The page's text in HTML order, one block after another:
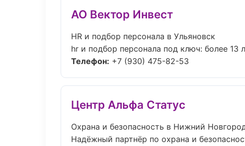
АО Вектор Инвест
HR и подбор персонала в Ульяновск
hr и подбор персонала под ключ: более 13
Телефон: +7 (930) 475-82-53
Центр Альфа Статус
Охрана и безопасность в Нижний
Надёжный партнёр по охрана и